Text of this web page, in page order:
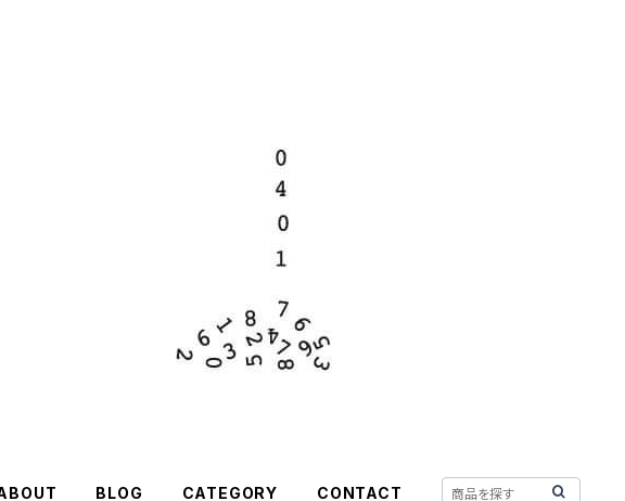
BLOG CATEGORY CONTACT